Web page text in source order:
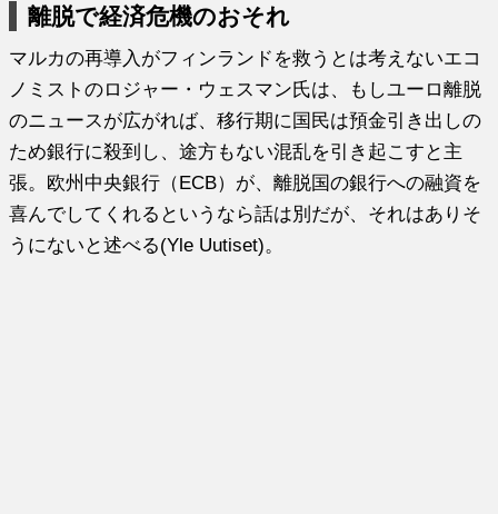
離脱で経済危機のおそれ
マルカの再導入がフィンランドを救うとは考えないエコ
ノミストのロジャー・ウェスマン氏は、もしユーロ離脱
のニュースが広がれば、移行期に国民は預金引き出しの
ため銀行に殺到し、途方もない混乱を引き起こすと主
張。欧州中央銀行（ECB）が、離脱国の銀行への融資を
喜んでしてくれるというなら話は別だが、それはありそ
うにないと述べる(Yle Uutiset)。